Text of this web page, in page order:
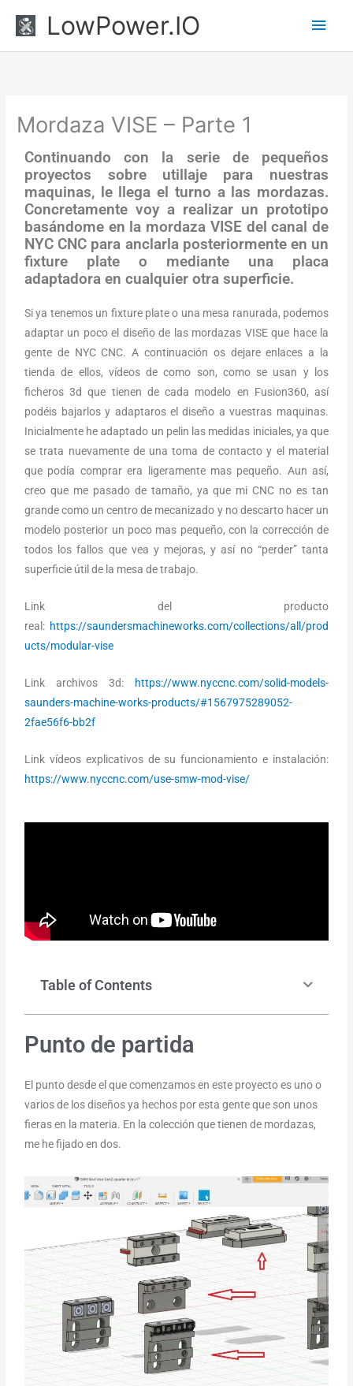
LowPower.IO
Mordaza VISE – Parte 1
Continuando con la serie de pequeños
proyectos sobre utillaje para nuestras
maquinas, le llega el turno a las mordazas.
Concretamente voy a realizar un prototipo
basándome en la mordaza VISE del canal de
NYC CNC para anclarla posteriormente en un
fixture plate o mediante una placa
adaptadora en cualquier otra superficie.
Si ya tenemos un fixture plate o una mesa ranurada, podemos
adaptar un poco el diseño de las mordazas VISE que hace la
gente de NYC CNC. A continuación os dejare enlaces a la
tienda de ellos, vídeos de como son, como se usan y los
ficheros 3d que tienen de cada modelo en Fusion360, así
podéis bajarlos y adaptaros el diseño a vuestras maquinas.
Inicialmente he adaptado un pelin las medidas iniciales, ya que
se trata nuevamente de una toma de contacto y el material
que podía comprar era ligeramente mas pequeño. Aun así,
creo que me pasado de tamaño, ya que mi CNC no es tan
grande como un centro de mecanizado y no descarto hacer un
modelo posterior un poco mas pequeño, con la corrección de
todos los fallos que vea y mejoras, y así no “perder” tanta
superficie útil de la mesa de trabajo.
Link del producto
real: https://saundersmachineworks.com/collections/all/prod
ucts/modular-vise
Link archivos 3d:
https://www.nyccnc.com/solid-models-
saunders-machine-works-products/#1567975289052-
2fae56f6-bb2f
Link vídeos explicativos de su funcionamiento e instalación:
https://www.nyccnc.com/use-smw-mod-vise/
Table of Contents
Punto de partida
El punto desde el que comenzamos en este proyecto es uno o
varios de los diseños ya hechos por esta gente que son unos
fieras en la materia. En la colección que tienen de mordazas,
me he fijado en dos.